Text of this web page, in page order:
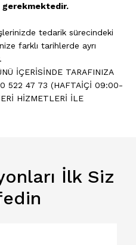
gerekmektedir.
tedarik sürecindeki
farklı tarihlerde ayrı
İÇERİSİNDE TARAFINIZA
522 47 73 (HAFTAİÇİ 09:00-
HİZMETLERİ İLE
İlk Siz